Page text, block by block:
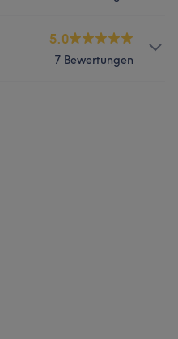
5.0
7 Bewertungen